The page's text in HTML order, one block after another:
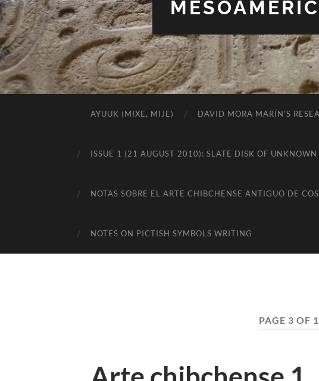
AYUUK (MIXE, MIJE) DAVID MORA MARÍN’S
ISSUE 1 (21 AUGUST 2010): SLATE DISK OF
NOTAS SOBRE EL ARTE CHIBCHENSE ANTIGUO DE
NOTES ON PICTISH SYMBOLS WRITING
PAGE 3 OF